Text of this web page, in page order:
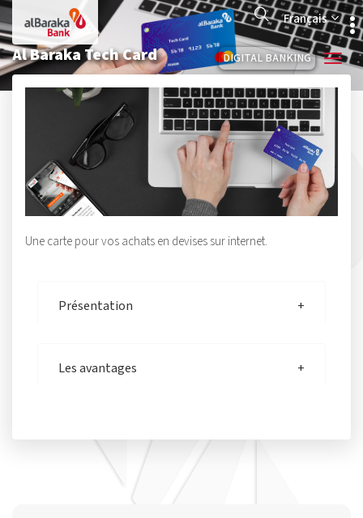
Aller
au
contenu
principal
Français
Search
DIGITAL BANKING
Al Baraka Tech Card
Une carte pour vos achats en devises sur internet.
Présentation
Les avantages